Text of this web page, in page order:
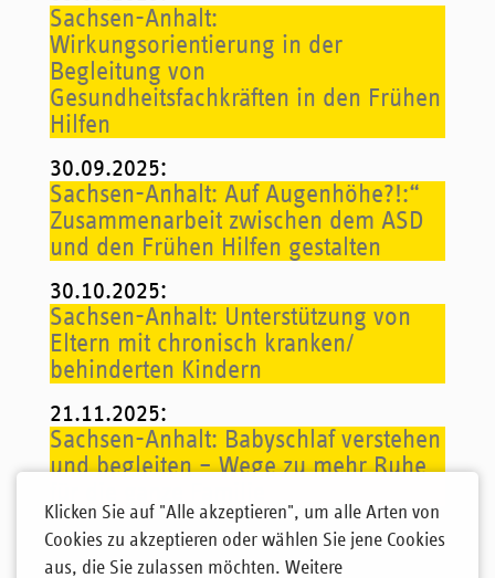
Sachsen-Anhalt:
Wirkungsorientierung in der
Begleitung von
Gesundheitsfachkräften in den Frühen
Hilfen
30.09.2025:
Sachsen-Anhalt: Auf Augenhöhe?!:“
Zusammenarbeit zwischen dem ASD
und den Frühen Hilfen gestalten
30.10.2025:
Sachsen-Anhalt: Unterstützung von
Eltern mit chronisch kranken/
behinderten Kindern
21.11.2025:
Sachsen-Anhalt: Babyschlaf verstehen
und begleiten – Wege zu mehr Ruhe
Klicken Sie auf "Alle akzeptieren", um alle Arten von
Cookies zu akzeptieren oder wählen Sie jene Cookies
aus, die Sie zulassen möchten. Weitere